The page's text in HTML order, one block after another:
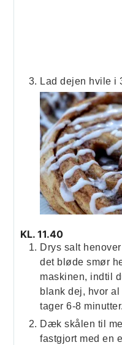
Lad dejen hvile i
KL. 11.40
Drys salt
det bløde smør
maskinen, indtil
blank dej, hvor
tager 6-8 minutter.
Dæk skålen til
fastgjort med en